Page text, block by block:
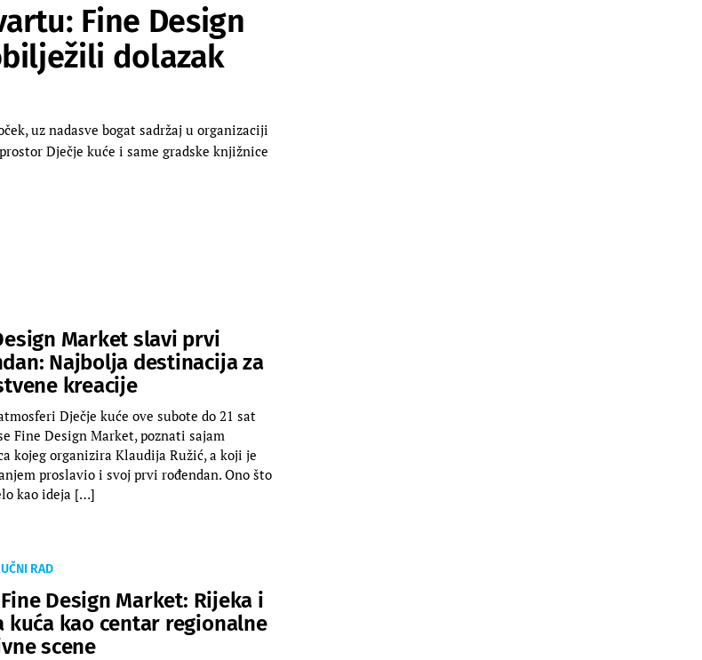
Fine Design
dolazak
uz nadasve bogat sadržaj u organizaciji
Dječje kuće i same gradske knjižnice
Market slavi prvi
Najbolja destinacija za
kreacije
Dječje kuće ove subote do 21 sat
Fine Design Market, poznati sajam
kojeg organizira Klaudija Ružić, a koji je
proslavio i svoj prvi rođendan. Ono što
kao ideja […]
RAD
Fine Design Market: Rijeka i
kuća kao centar regionalne
scene